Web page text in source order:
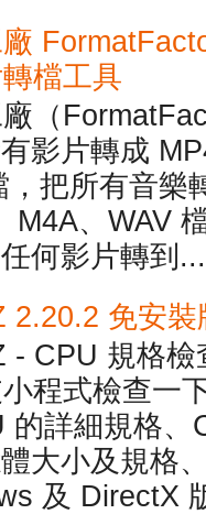
檔工具
（
影片轉成
，把所有音樂
M4A、WAV
何影片轉到...
2.20.2 免安
- CPU 規格
程式檢查一
的詳細規格
大小及規格
及 DirectX